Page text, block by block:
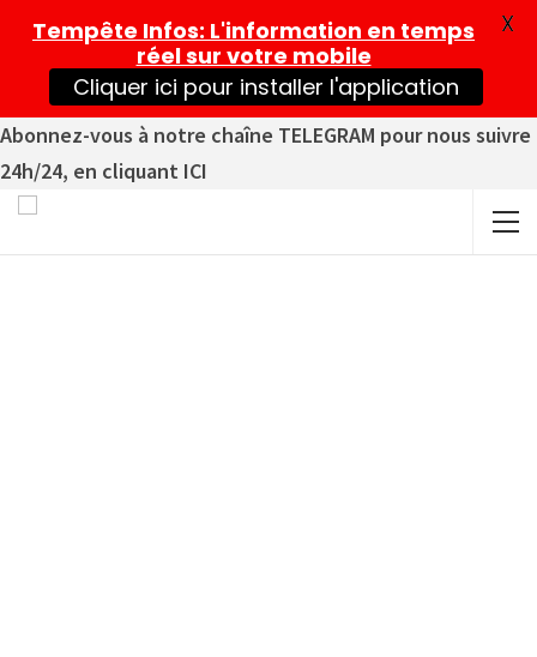
Abonnez-vous à notre chaîne TELEGRAM pour nous suivre
24h/24, en cliquant ICI
Tempête Infos: L'information en temps
réel sur votre mobile
Cliquer ici pour installer l'application
X